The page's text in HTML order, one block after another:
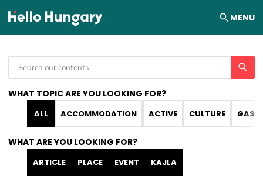
Skip to content MENU
WHAT TOPIC ARE YOU LOOKING FOR?
ALL ACCOMMODATION ACTIVE CULTURE
WHAT ARE YOU LOOKING FOR?
ARTICLE PLACE EVENT KAJLA